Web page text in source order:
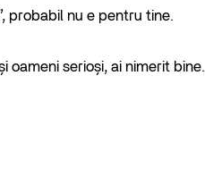
probabil nu e pentru tine.
oameni serioși, ai nimerit bine.